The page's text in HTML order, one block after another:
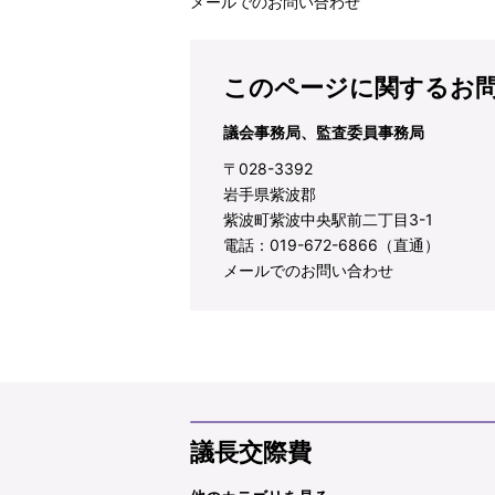
このページに関するお
議会事務局、監査委員事務局
〒028-3392
岩手県紫波郡
紫波町紫波中央駅前二丁目3-1
電話：019-672-6866（直通）
メールでのお問い合わせ
議長交際費